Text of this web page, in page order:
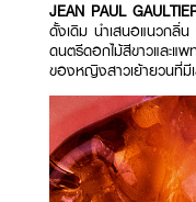
JEAN PAUL
ดั้งเดิม นำเสนอแนวกลิ่
ดนตรีดอกไม้สีขาวและแ
ของหญิงสาวเย้ายวนที่มี